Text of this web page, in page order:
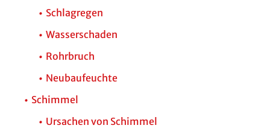
Schlagregen
Wasserschaden
Rohrbruch
Neubaufeuchte
Schimmel
Ursachen von Schimmel